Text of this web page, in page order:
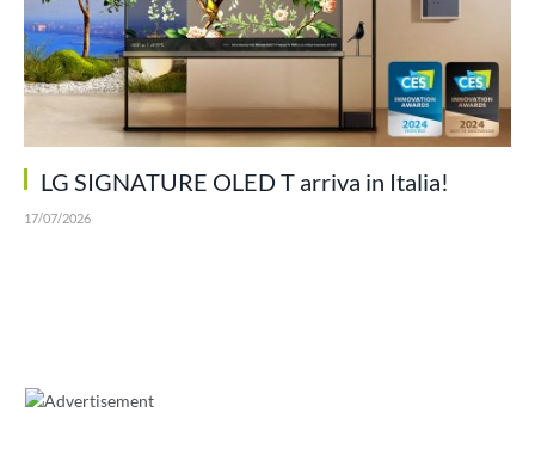
LG SIGNATURE OLED T arriva in Italia!
17/07/2026